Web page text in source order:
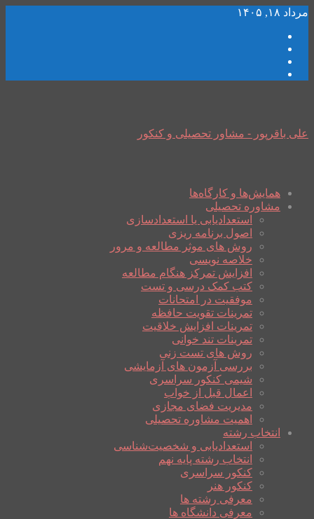
مرداد ۱۸, ۱۴۰۵
علی باقرپور - مشاور تحصیلی و کنکور
همایش‌ها و کارگاه‌ها
مشاوره تحصیلی
استعدادیابی یا استعدادسازی
اصول برنامه ریزی
روش های موثر مطالعه و مرور
خلاصه نویسی
افزایش تمرکز هنگام مطالعه
کتب کمک درسی و تست
موفقیت در امتحانات
تمرینات تقویت حافظه
تمرینات افزایش خلاقیت
تمرینات تند خوانی
روش های تست زنی
بررسی آزمون های آزمایشی
شیمی کنکور سراسری
اعمال قبل از خواب
مدیریت فضای مجازی
اهمیت مشاوره تحصیلی
انتخاب رشته
استعدادیابی و شخصیت‌شناسی
انتخاب رشته پایه نهم
کنکور سراسری
کنکور هنر
معرفی رشته ها
معرفی دانشگاه ها